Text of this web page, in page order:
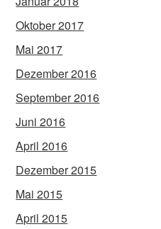
Oktober 2017
Mai 2017
Dezember 2016
September 2016
Juni 2016
April 2016
Dezember 2015
Mai 2015
April 2015